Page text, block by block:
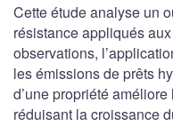
Cette étude analyse un
résistance appliqués
observations,
les émissions de prêts
d’une propriété
réduisant la croissance